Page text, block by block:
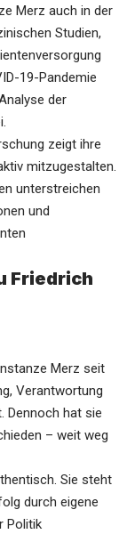
Merz auch in der
Studien,
19-Pandemie
der
zeigt ihre
mitzugestalten.
unterstreichen
und
Friedrich
Merz seit
Verantwortung
Dennoch hat sie
– weit weg
Sie steht
durch eigene
Politik